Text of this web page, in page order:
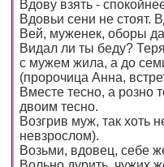
Вдову взять -
Вдовьи сени не стоят.
Вей, муженек, оборы
Видал ли ты беду?
с мужем жила, а до
(пророчица Анна,
Вместе тесно, а
двоим тесно.
Возгрив муж, так хоть
невзрослом).
Возьми, вдовец, себе